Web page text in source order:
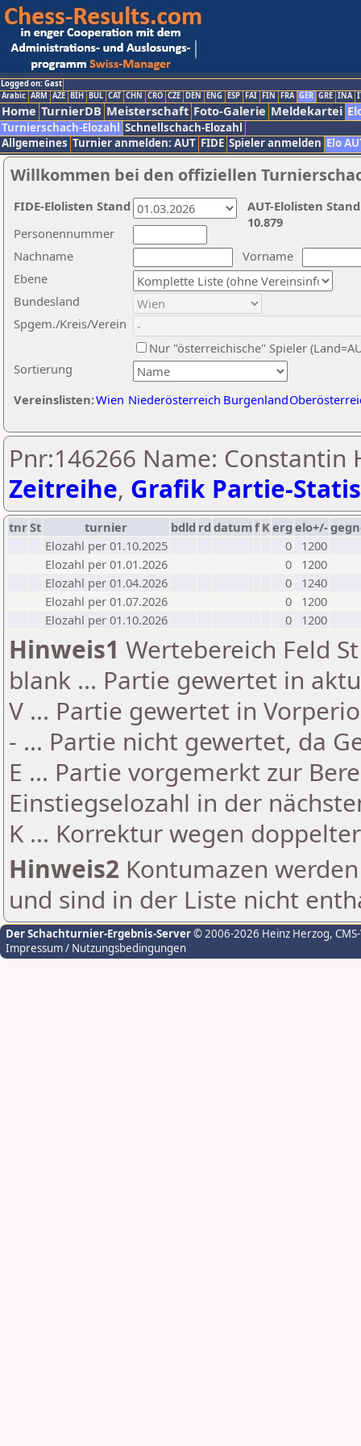
Logged on: Gast
Arabic ARM AZE BIH BUL CAT CHN CRO CZE DEN ENG ESP FAI FIN FRA GER GRE INA
Home TurnierDB Meisterschaft Foto-Galerie Meldekartei
Turnierschach-Elozahl Schnellschach-Elozahl
Allgemeines Turnier anmelden: AUT FIDE Spieler anmelden Elo
Willkommen bei den offiziellen
Nachname
Vorname
Ebene
Sortierung
Personennummer
Bundesland
Spgem./Kreis/Verein
Nur "österreichische" Spieler
Vereinslisten:Wien Niederösterreich Burgenland
AUT-Elolisten
10.879
FIDE-Elolisten Stand
Pnr:146266 Name: Constantin
Zeitreihe, Grafik Partie-
tnrSt turnier bdld rd datumf Kerg elo+/-
Elozahl per 01.10.2025
0
1200
Elozahl per 01.01.2026
0
1200
Elozahl per 01.04.2026
0
1240
Elozahl per 01.07.2026
0
1200
Elozahl per 01.10.2026
0 1200
Hinweis1 Wertebereich Feld
blank ... Partie gewertet in
V ... Partie gewertet in
- ... Partie nicht gewertet, da
E ... Partie vorgemerkt zur
Einstiegselozahl in der
K ... Korrektur wegen
Hinweis2 Kontumazen
und sind in der Liste nicht
Der Schachturnier-Ergebnis-Server© 2006-2026 Heinz Herzog,
Impressum / Nutzungsbedingungen